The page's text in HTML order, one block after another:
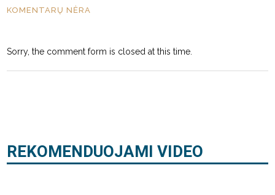
KOMENTARŲ NĖRA
Sorry, the comment form is closed at this time.
REKOMENDUOJAMI VIDEO